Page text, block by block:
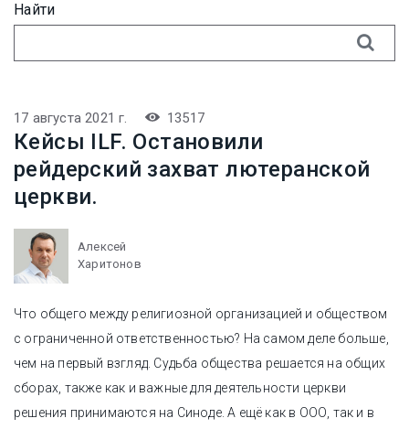
Найти
17 августа 2021 г. 13517
Кейсы ILF. Остановили
рейдерский захват лютеранской
церкви.
Алексей
Харитонов
Что общего между религиозной организацией и обществом
с ограниченной ответственностью? На самом деле больше,
чем на первый взгляд. Судьба общества решается на общих
сборах, также как и важные для деятельности церкви
решения принимаются на Синоде. А ещё как в ООО, так и в